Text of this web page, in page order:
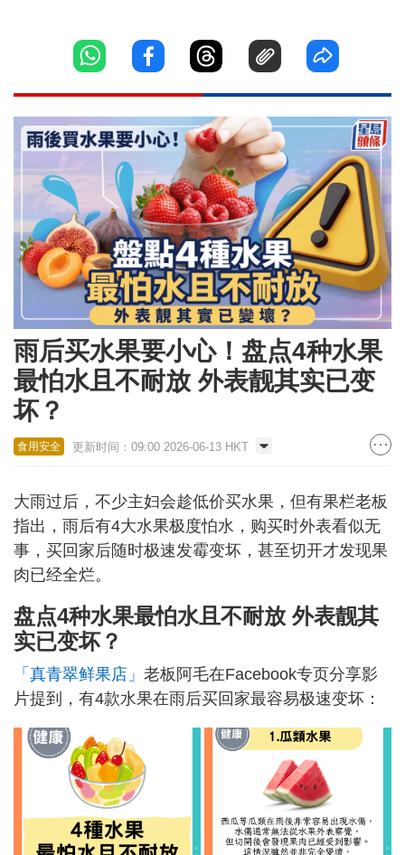
雨后买水果要小心！盘点4种水果
最怕水且不耐放 外表靓其实已变
坏？
食用安全 更新时间：09:00 2026-06-13 HKT
大雨过后，不少主妇会趁低价买水果，但有果栏老板
指出，雨后有4大水果极度怕水，购买时外表看似无
事，买回家后随时极速发霉变坏，甚至切开才发现果
肉已经全烂。
盘点4种水果最怕水且不耐放 外表靓其
实已变坏？
「真青翠鲜果店」 老板阿毛在Facebook专页分享影
片提到，有4款水果在雨后买回家最容易极速变坏：